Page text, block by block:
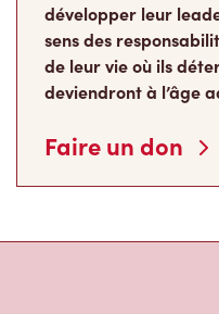
développer leur
sens des
de leur vie où ils
deviendront à l’âge
Faire un don